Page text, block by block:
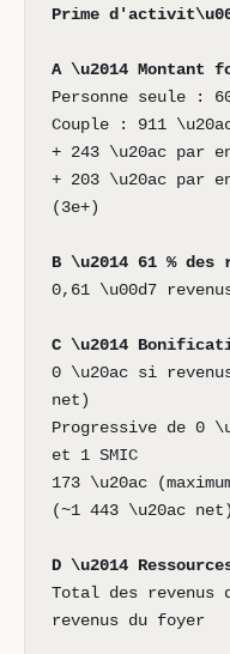
Prime
A \u2014
Personne seule :
Couple : 911
+ 243 \u20ac par
+ 203 \u20ac par
(3e+)
B \u2014 61 %
0,61 \u00d7
C \u2014
0 \u20ac si
net)
Progressive de 0
et 1 SMIC
173 \u20ac
(~1 443 \u20ac net)
D \u2014
Total des
revenus du foyer